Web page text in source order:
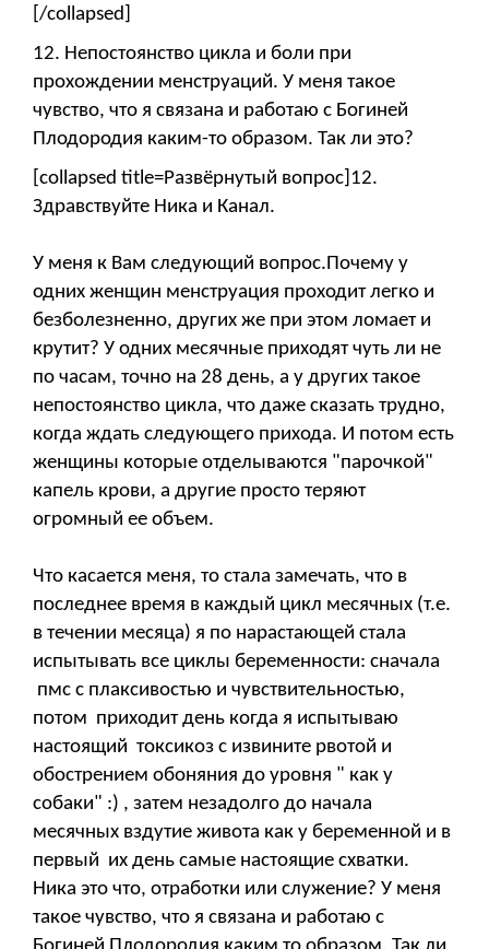
[/collapsed]
12. Непостоянство цикла и боли при
прохождении менструаций. У меня такое
чувство, что я связана и работаю с Богиней
Плодородия каким-то образом. Так ли это?
[collapsed title=Развёрнутый вопрос]12.
Здравствуйте Ника и Канал.
У меня к Вам следующий вопрос.Почему у
одних женщин менструация проходит легко и
безболезненно, других же при этом ломает и
крутит? У одних месячные приходят чуть ли не
по часам, точно на 28 день, а у других такое
непостоянство цикла, что даже сказать трудно,
когда ждать следующего прихода. И потом есть
женщины которые отделываются "парочкой"
капель крови, а другие просто теряют
огромный ее объем.
Что касается меня, то стала замечать, что в
последнее время в каждый цикл месячных (т.е.
в течении месяца) я по нарастающей стала
испытывать все циклы беременности: сначала
пмс с плаксивостью и чувствительностью,
потом приходит день когда я испытываю
настоящий токсикоз с извините рвотой и
обострением обоняния до уровня " как у
собаки" :) , затем незадолго до начала
месячных вздутие живота как у беременной и в
первый их день самые настоящие схватки.
Ника это что, отработки или служение? У меня
такое чувство, что я связана и работаю с